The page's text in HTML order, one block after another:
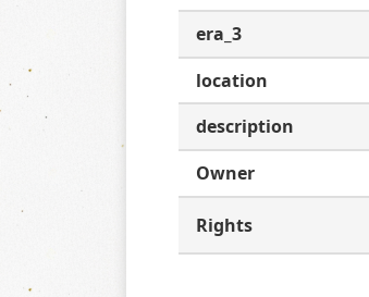
era_3
location
description
Owner
Rights